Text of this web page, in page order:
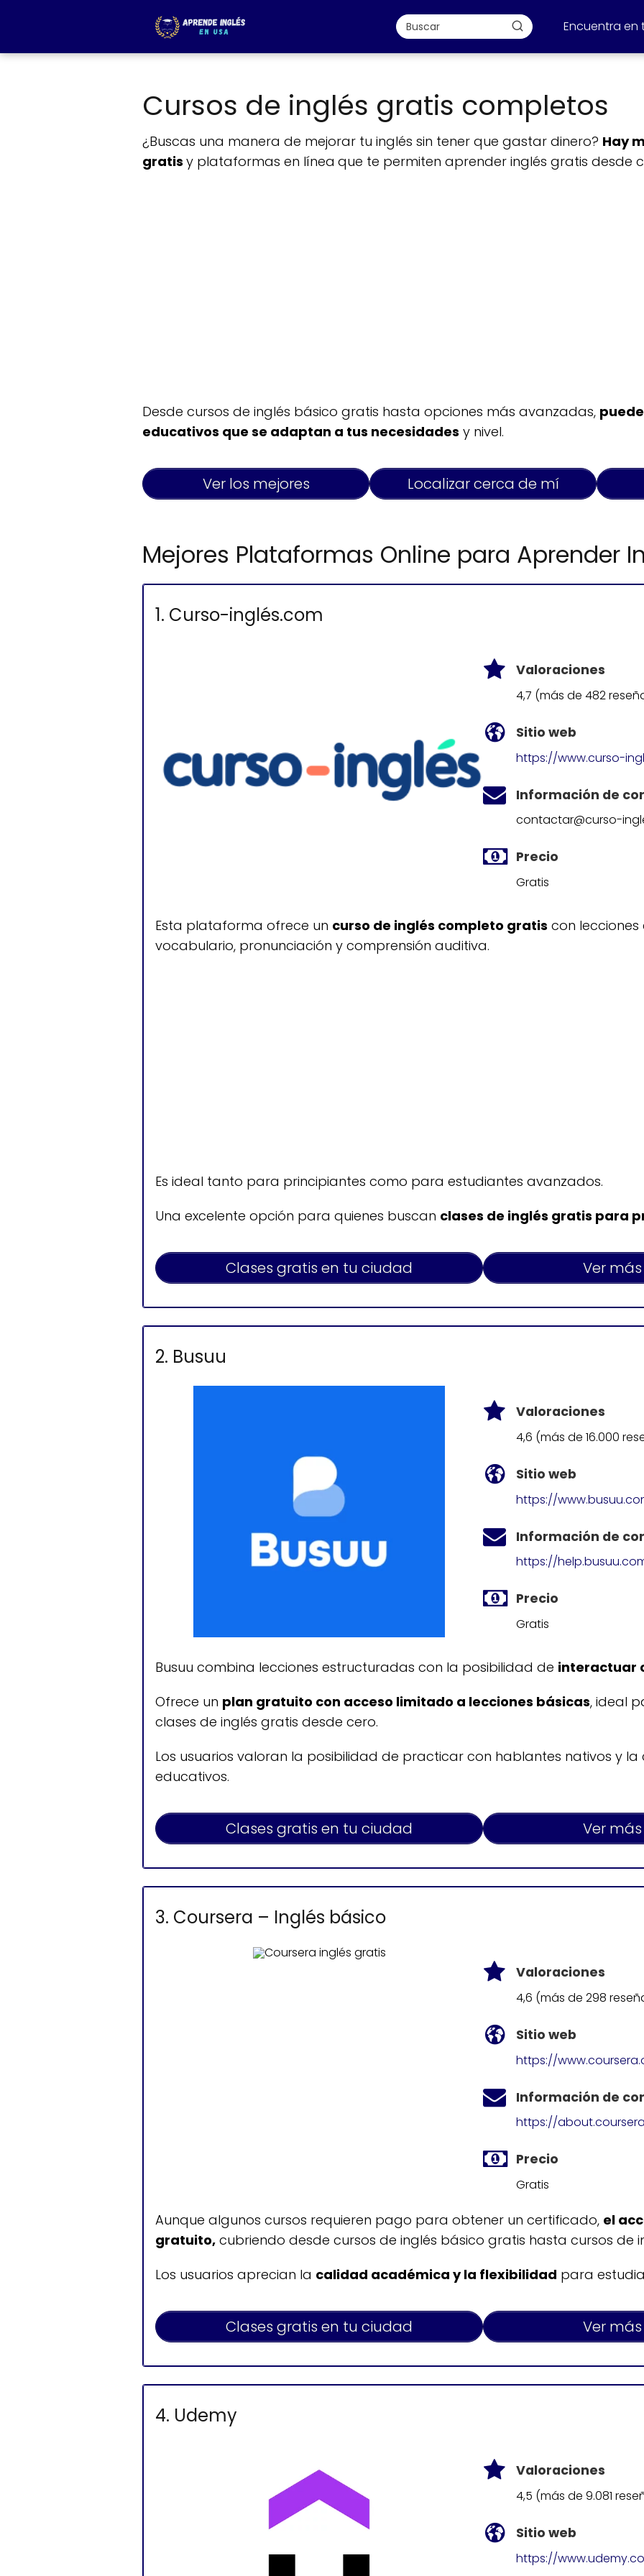
Encuentra en
Cursos de inglés gratis completos
¿Buscas una manera de mejorar tu inglés sin tener que gastar dinero? Hay
gratis y plataformas en línea que te permiten aprender inglés gratis desde
Desde cursos de inglés básico gratis hasta opciones más avanzadas,
educativos que se adaptan a tus necesidades y nivel.
Ver los mejores Localizar cerca de mí
Mejores Plataformas Online para Aprender
1. Curso-inglés.com
Valoraciones
4,7 (más de 482
Sitio web
https://www.curso-
Información de
contactar@curso-
Precio
Gratis
Esta plataforma ofrece un curso de inglés completo gratis con
vocabulario, pronunciación y comprensión auditiva.
Es ideal tanto para principiantes como para estudiantes avanzados.
Una excelente opción para quienes buscan clases de inglés gratis para
Clases gratis en tu ciudad Ver
2. Busuu
Valoraciones
4,6 (más de 16.000
Sitio web
https://
Información de
https://
Precio
Gratis
Busuu combina lecciones estructuradas con la posibilidad de interactuar
Ofrece un plan gratuito con acceso limitado a lecciones básicas, ideal
clases de inglés gratis desde cero.
Los usuarios valoran la posibilidad de practicar con hablantes nativos y
educativos.
Clases gratis en tu ciudad Ver
3. Coursera – Inglés básico
Valoraciones
4,6 (más de 298
Sitio web
https://
Información de
https://
Precio
Gratis
Aunque algunos cursos requieren pago para obtener un certificado, el
gratuito, cubriendo desde cursos de inglés básico gratis hasta cursos de
Los usuarios aprecian la calidad académica y la flexibilidad para
Clases gratis en tu ciudad Ver
4. Udemy
Valoraciones
4,5 (más de 9.081
Sitio web
https://